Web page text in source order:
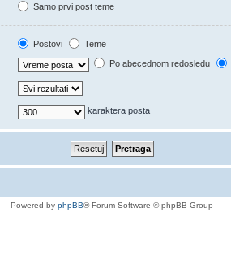
Samo prvi post teme
Postovi
Teme
Po abecednom redosledu
karaktera posta
Powered by phpBB® Forum Software © phpBB Group